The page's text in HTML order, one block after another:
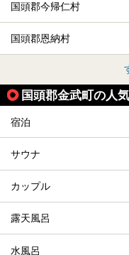
国頭郡今帰仁村
国頭郡恩納村
国頭郡金武町の人
宿泊
サウナ
カップル
露天風呂
水風呂